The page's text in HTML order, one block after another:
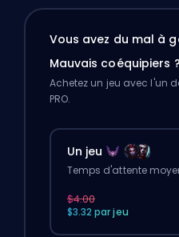
Vous avez du mal à
Mauvais coéquipiers ?
Achetez un jeu avec l'un
PRO.
Un jeu
Temps d'attente
$4.00
$3.32 par jeu